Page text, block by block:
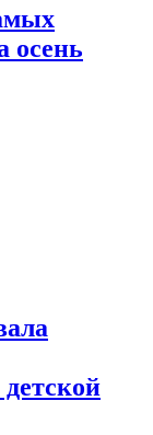
осень